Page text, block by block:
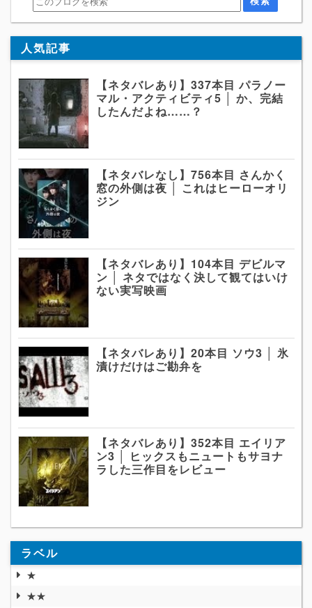
人気記事
【ネタバレあり】337本目 パラノー
マル・アクティビティ5 │ か、完結
したんだよね……？
【ネタバレなし】756本目 さんかく
窓の外側は夜 │ これはヒーローオリ
ジン
【ネタバレあり】104本目 デビルマ
ン │ ネタではなく決して観てはいけ
ない実写映画
【ネタバレあり】20本目 ソウ3 │ 氷
漬けだけはご勘弁を
【ネタバレあり】352本目 エイリア
ン3 │ ヒックスもニュートもサヨナ
ラした三作目をレビュー
ラベル
★
★★